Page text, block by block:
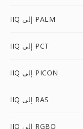
IIQ إلى PALM
IIQ إلى PCT
IIQ إلى PICON
IIQ إلى RAS
IIQ إلى RGBO